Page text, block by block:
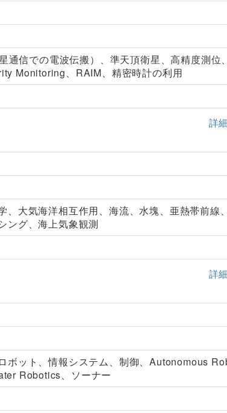
通信での電波伝搬）、準天頂衛星、高精度測位
Monitoring、RAIM、精密時計の利用
詳
、大気海洋相互作用、海流、水塊、亜熱帯前線
ング、海上気象観測
詳
ボット、情報システム、制御、Autonomous
Robotics、ソーナー